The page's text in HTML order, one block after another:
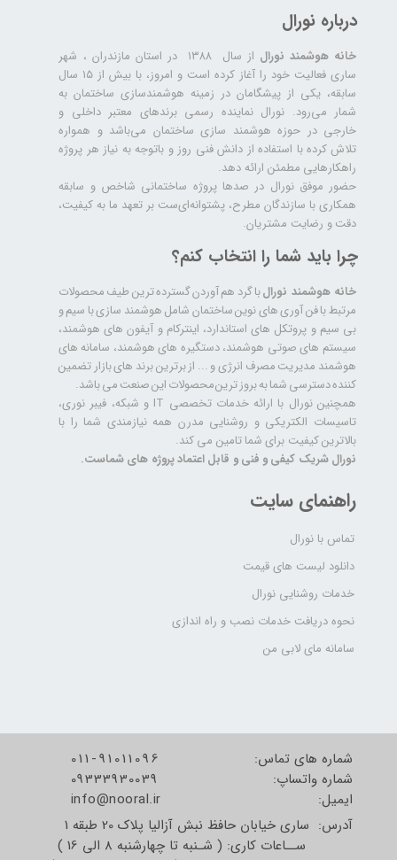
درباره نورال
خانه هوشمند نورال
از سال ۱۳۸۸ در استان مازندران ، شهر
ساری فعالیت خود را آغاز کرده است و امروز، با بیش از ۱۵ سال
سابقه، یکی از پیشگامان در زمینه هوشمندسازی ساختمان به
شمار می‌رود. نورال نماینده رسمی برندهای معتبر داخلی و
خارجی در حوزه هوشمند سازی ساختمان می‌باشد و همواره
تلاش کرده با استفاده از دانش فنی روز و باتوجه به نیاز هر پروژه
راهکارهایی مطمئن ارائه دهد.
حضور موفق نورال در صدها پروژه‌ ساختمانی شاخص و سابقه
همکاری با سازندگان مطرح، پشتوانه‌ای‌ست بر تعهد ما به کیفیت،
دقت و رضایت مشتریان.
راهنمای سایت
تماس با نورال
دانلود لیست های قیمت
خدمات روشنایی نورال
نحوه دریافت خدمات نصب و راه اندازی
سامانه مای لابی من
چرا باید شما را انتخاب کنم؟
خانه هوشمند نورالبا گرد هم آوردن گسترده ترین طیف محصولات
مرتبط با فن آوری های نوین ساختمان شامل هوشمند سازی با سیم و
بی سیم و پروتکل های استاندارد، اینترکام و آیفون های هوشمند،
سیستم های صوتی هوشمند، دستگیره های هوشمند، سامانه های
هوشمند مدیریت مصرف انرژی و ... از برترین برند های بازار تضمین
کننده دسترسی شما به بروز ترین محصولات این صنعت می باشد.
همچنین نورال با ارائه خدمات تخصصی IT و شبکه، فیبر نوری،
تاسیسات الکتریکی و روشنایی مدرن همه نیازمندی شما را با
بالاترین کیفیت برای شما تامین می کند.
نورال شریک کیفی و فنی و قابل اعتماد پروژه های شماست.
شماره های تماس:
شماره واتساپ:
​​​​​​​ایمیل:
011-91011096
09333930039
info@nooral.ir
آدرس: ساری خیابان حافظ نبش آزالیا پلاک 20 طبقه 1
ســاعات کاری: ( شـنبه تا چهارشنبه 8 الی 16 )